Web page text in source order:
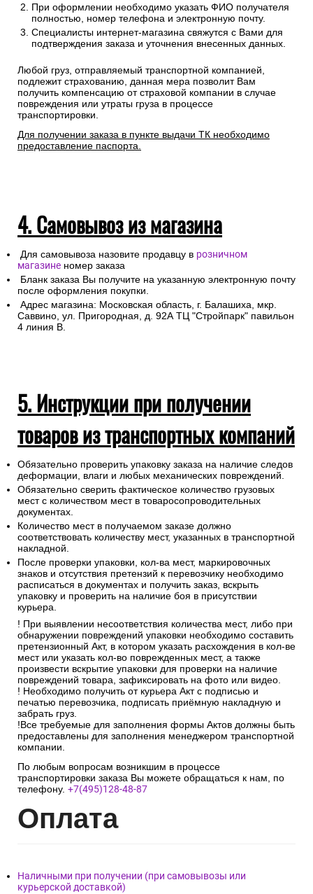
При оформлении необходимо указать ФИО получателя
полностью, номер телефона и электронную почту.
Специалисты интернет-магазина свяжутся с Вами для
подтверждения заказа и уточнения внесенных данных.
Любой груз, отправляемый транспортной компанией,
подлежит страхованию, данная мера позволит Вам
получить компенсацию от страховой компании в случае
повреждения или утраты груза в процессе
транспортировки.
Для получении заказа в пункте выдачи ТК необходимо
предоставление паспорта.
4. Самовывоз из магазина
Для самовывоза назовите продавцу в розничном
магазине номер заказа
Бланк заказа Вы получите на указанную электронную почту
после оформления покупки.
Адрес магазина: Московская область, г. Балашиха, мкр.
Саввино, ул. Пригородная, д. 92А ТЦ "Стройпарк" павильон
4 линия В.
5. Инструкции при получении
товаров из транспортных компаний
Обязательно проверить упаковку заказа на наличие следов
деформации, влаги и любых механических повреждений.
Обязательно сверить фактическое количество грузовых
мест с количеством мест в товаросопроводительных
документах.
Количество мест в получаемом заказе должно
соответствовать количеству мест, указанных в транспортной
накладной.
После проверки упаковки, кол-ва мест, маркировочных
знаков и отсутствия претензий к перевозчику необходимо
расписаться в документах и получить заказ, вскрыть
упаковку и проверить на наличие боя в присутствии
курьера.
! При выявлении несоответствия количества мест, либо при
обнаружении повреждений упаковки необходимо составить
претензионный Акт, в котором указать расхождения в кол-ве
мест или указать кол-во поврежденных мест, а также
произвести вскрытие упаковки для проверки на наличие
повреждений товара, зафиксировать на фото или видео.
! Необходимо получить от курьера Акт с подписью и
печатью перевозчика, подписать приёмную накладную и
забрать груз.
!Все требуемые для заполнения формы Актов должны быть
предоставлены для заполнения менеджером транспортной
компании.
По любым вопросам возникшим в процессе
транспортировки заказа Вы можете обращаться к нам, по
телефону. +7(495)128-48-87
Оплата
Наличными при получении (при самовывозы или
курьерской доставкой)